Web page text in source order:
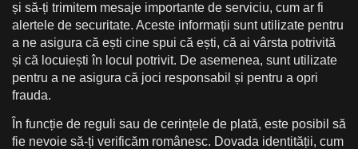
și să-ți trimitem mesaje importante de serviciu, cum ar fi
alertele de securitate. Aceste informații sunt utilizate pentru
a ne asigura că ești cine spui că ești, că ai vârsta potrivită
și că locuiești în locul potrivit. De asemenea, sunt utilizate
pentru a ne asigura că joci responsabil și pentru a opri
frauda.
În funcție de reguli sau de cerințele de plată, este posibil să
fie nevoie să-ți verificăm românesc. Dovada identității, cum